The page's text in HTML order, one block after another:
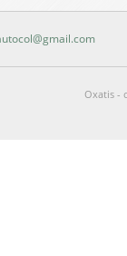
Oxatis -